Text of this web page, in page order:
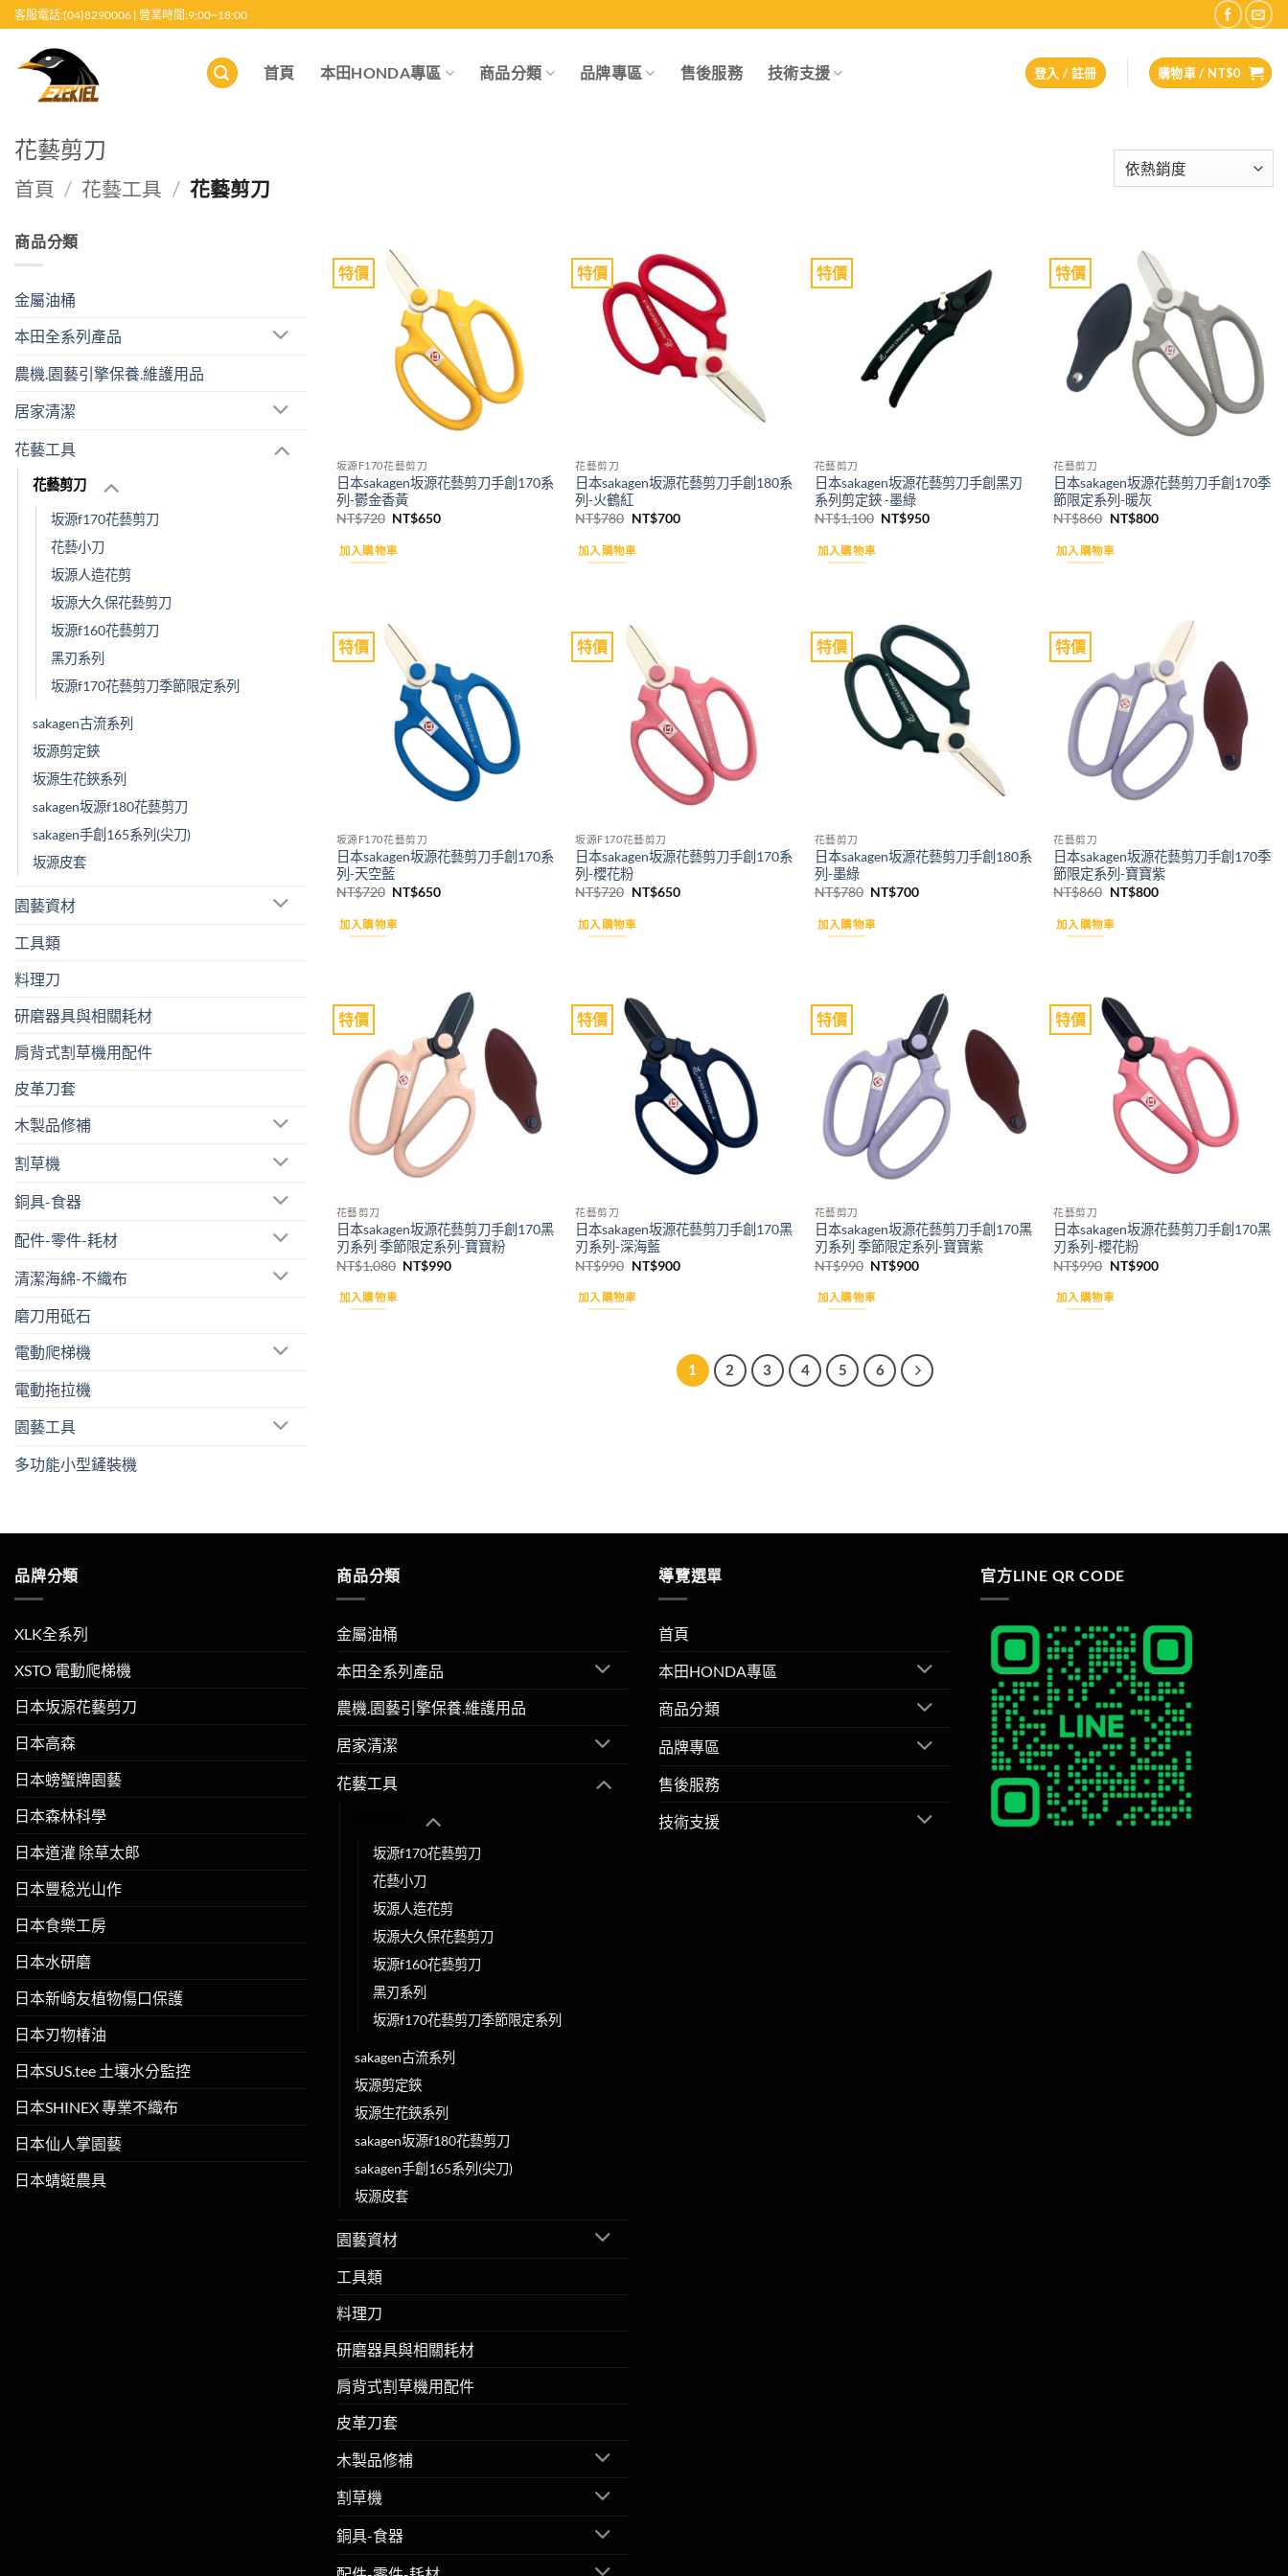
至
客服電話:(04)8290006 | 營業時間:9:00~18:00
首頁 本田HONDA專區 商品分類 品牌專區 售後服務 技術支援 登入 / 註冊 購物車 / NT$0
花藝剪刀
首頁 / 花藝工具 / 花藝剪刀
商品分類
金屬油桶
本田全系列產品
農機.園藝引擎保養.維護用品
居家清潔
花藝工具
花藝剪刀
坂源f170花藝剪刀
花藝小刀
坂源人造花剪
坂源大久保花藝剪刀
坂源f160花藝剪刀
黑刃系列
坂源f170花藝剪刀季節限定系列
sakagen古流系列
坂源剪定鋏
坂源生花鋏系列
sakagen坂源f180花藝剪刀
sakagen手創165系列(尖刀)
坂源皮套
園藝資材
工具類
料理刀
研磨器具與相關耗材
肩背式割草機用配件
皮革刀套
木製品修補
割草機
銅具-食器
配件-零件-耗材
清潔海綿-不織布
磨刀用砥石
電動爬梯機
電動拖拉機
園藝工具
多功能小型鏟裝機
特價
坂源F170花藝剪刀
日本sakagen坂源花藝剪刀手創170系
列-鬱金香黃
NT$720 原
價
格：
NT$650目
加入購物車
特價
花藝剪刀
日本sakagen坂源花藝剪刀手創180系
列-火鶴紅
NT$780 原
價
格：
NT$700目
加入購物車
特價
Add to
wishlist
花藝剪刀
日本sakagen坂源花藝剪刀手創黑刃
系列剪定鋏 -墨綠
NT$1,100 原
NT$950目
加入購物車
特價
花藝剪刀
日本sakagen坂源花藝剪刀手創170季
節限定系列-暖灰
NT$860 原
價
格：
NT$800目
加入購物車
特價
坂源F170花藝剪刀
日本sakagen坂源花藝剪刀手創170系
列-天空藍
NT$720 原
價
格：
NT$650目
加入購物車
特價
坂源F170花藝剪刀
日本sakagen坂源花藝剪刀手創170系
列-櫻花粉
NT$720 原
價
格：
NT$650目
加入購物車
特價
花藝剪刀
日本sakagen坂源花藝剪刀手創180系
列-墨綠
NT$780 原
價
格：
NT$700目
加入購物車
特價
wishlist
花藝剪刀
日本sakagen坂源花藝剪刀手創170季
節限定系列-寶寶紫
NT$860 原
價
格：
NT$800目
加入購物車
特價
wishlist
花藝剪刀
日本sakagen坂源花藝剪刀手創170黑
刃系列 季節限定系列-寶寶粉
NT$1,080 原
NT$990目
加入購物車
特價
花藝剪刀
日本sakagen坂源花藝剪刀手創170黑
刃系列-深海藍
NT$990 原
價
格：
NT$900目
加入購物車
特價
wishlist
花藝剪刀
日本sakagen坂源花藝剪刀手創170黑
刃系列 季節限定系列-寶寶紫
NT$990 原
價
格：
NT$900目
加入購物車
特價
花藝剪刀
日本sakagen坂源花藝剪刀手創170黑
刃系列-櫻花粉
NT$990 原
價
格：
NT$900目
加入購物車
1 2 3 4 5 6
品牌分類
XLK全系列
XSTO 電動爬梯機
日本坂源花藝剪刀
日本高森
日本螃蟹牌園藝
日本森林科學
日本道灌 除草太郎
日本豐稔光山作
日本食樂工房
日本水研磨
日本新崎友植物傷口保護
日本刃物椿油
日本SUS.tee 土壤水分監控
日本SHINEX 專業不織布
日本仙人掌園藝
日本蜻蜓農具
商品分類
金屬油桶
本田全系列產品
農機.園藝引擎保養.維護用品
居家清潔
花藝工具
坂源f170花藝剪刀
花藝小刀
坂源人造花剪
坂源大久保花藝剪刀
坂源f160花藝剪刀
黑刃系列
坂源f170花藝剪刀季節限定系列
sakagen古流系列
坂源剪定鋏
坂源生花鋏系列
sakagen坂源f180花藝剪刀
sakagen手創165系列(尖刀)
坂源皮套
園藝資材
工具類
料理刀
研磨器具與相關耗材
肩背式割草機用配件
皮革刀套
木製品修補
割草機
銅具-食器
導覽選單
首頁
本田HONDA專區
商品分類
品牌專區
售後服務
技術支援
官方LINE QR CODE